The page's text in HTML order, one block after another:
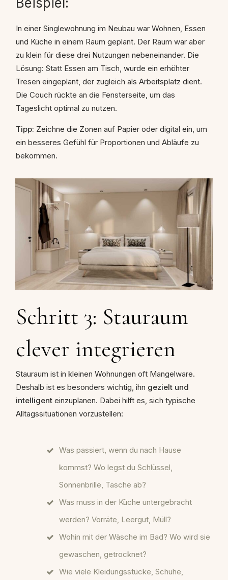
In einer Singlewohnung im Neubau war Wohnen, Essen
und Küche in einem Raum geplant. Der Raum war aber
zu klein für diese drei Nutzungen nebeneinander. Die
Lösung: Statt Essen am Tisch, wurde ein erhöhter
Tresen eingeplant, der zugleich als Arbeitsplatz dient.
Die Couch rückte an die Fensterseite, um das
Tageslicht optimal zu nutzen.
Tipp: Zeichne die Zonen auf Papier oder digital ein, um
ein besseres Gefühl für Proportionen und Abläufe zu
bekommen.
Schritt 3: Stauraum
clever integrieren
Stauraum ist in kleinen Wohnungen oft Mangelware.
Deshalb ist es besonders wichtig, ihn gezielt und
intelligent einzuplanen. Dabei hilft es, sich typische
Alltagssituationen vorzustellen:
Was passiert, wenn du nach Hause
kommst? Wo legst du Schlüssel,
Sonnenbrille, Tasche ab?
Was muss in der Küche untergebracht
werden? Vorräte, Leergut, Müll?
Wohin mit der Wäsche im Bad? Wo wird sie
gewaschen, getrocknet?
Wie viele Kleidungsstücke, Schuhe,